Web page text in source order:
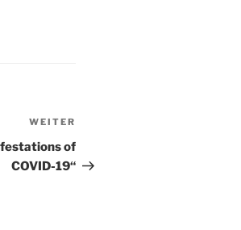
Beitrag
WEITER
of
COVID-19“